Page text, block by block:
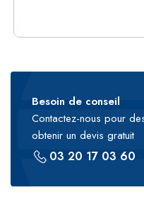
Besoin de conseil
Contactez-nous pour
obtenir un devis gratuit
03 20 17 03 60